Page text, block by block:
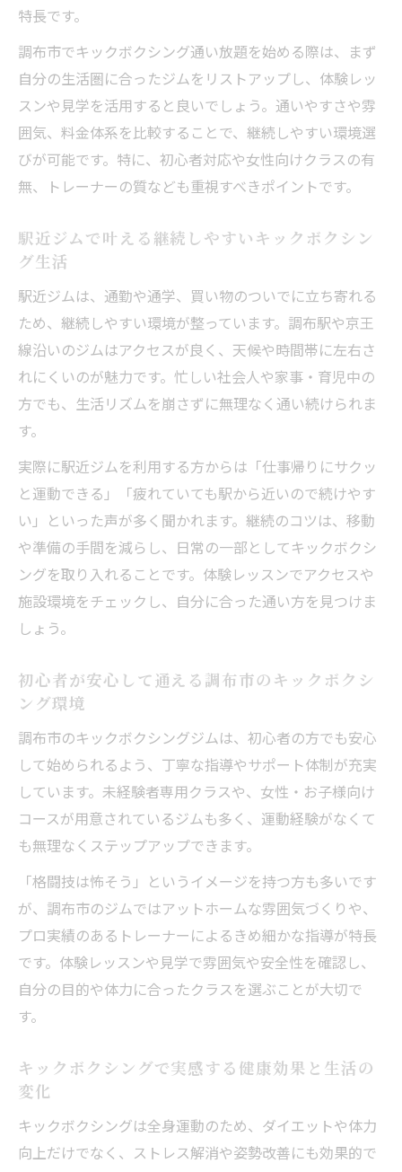
ダイエット効果を高める通い放題プランの
活用ポイント
京王線沿いで見つかる快適なキックボクシング
環境
京王線沿いで人気のキックボクシング通い
通勤通学に便利なキックボクシングジム活
駅近で選ぶキックボクシング通い放題プラ
ンの特徴
ボクササイズや空手と比較する京王線沿い
の魅力
口コミで話題の京王線沿いキックボクシン
ダイエットに効くキックボクシングの継続術
キックボクシングで効率よく痩せる継続の
秘訣
通い放題プランを活用したダイエット成功
のコツ
運動習慣化に役立つキックボクシングの実
食事管理とキックボクシングの効果的な組
み合わせ
週何回通えばダイエット効果を実感できる
か
週何回通えば効果的？キックボクシング初心者
ガイド
キックボクシング初心者が知るべき通う頻
度の目安
無理なく続くキックボクシング週間スケジ
ュール例
ジム通いとキックボクシングの違いを徹底
解説
効果を最大化する週ごとのトレーニング法
キックボクシング習慣を続けるための工夫
とコツ
特長です。
調布市でキックボクシング通い放題を始める際は、まず
自分の生活圏に合ったジムをリストアップし、体験レッ
スンや見学を活用すると良いでしょう。通いやすさや雰
囲気、料金体系を比較することで、継続しやすい環境選
びが可能です。特に、初心者対応や女性向けクラスの有
無、トレーナーの質なども重視すべきポイントです。
駅近ジムで叶える継続しやすいキックボクシン
グ生活
駅近ジムは、通勤や通学、買い物のついでに立ち寄れる
ため、継続しやすい環境が整っています。調布駅や京王
線沿いのジムはアクセスが良く、天候や時間帯に左右さ
れにくいのが魅力です。忙しい社会人や家事・育児中の
方でも、生活リズムを崩さずに無理なく通い続けられま
す。
実際に駅近ジムを利用する方からは「仕事帰りにサクッ
と運動できる」「疲れていても駅から近いので続けやす
い」といった声が多く聞かれます。継続のコツは、移動
や準備の手間を減らし、日常の一部としてキックボクシ
ングを取り入れることです。体験レッスンでアクセスや
施設環境をチェックし、自分に合った通い方を見つけま
しょう。
初心者が安心して通える調布市のキックボクシ
ング環境
調布市のキックボクシングジムは、初心者の方でも安心
して始められるよう、丁寧な指導やサポート体制が充実
しています。未経験者専用クラスや、女性・お子様向け
コースが用意されているジムも多く、運動経験がなくて
も無理なくステップアップできます。
「格闘技は怖そう」というイメージを持つ方も多いです
が、調布市のジムではアットホームな雰囲気づくりや、
プロ実績のあるトレーナーによるきめ細かな指導が特長
です。体験レッスンや見学で雰囲気や安全性を確認し、
自分の目的や体力に合ったクラスを選ぶことが大切で
す。
キックボクシングで実感する健康効果と生活の
変化
キックボクシングは全身運動のため、ダイエットや体力
向上だけでなく、ストレス解消や姿勢改善にも効果的で